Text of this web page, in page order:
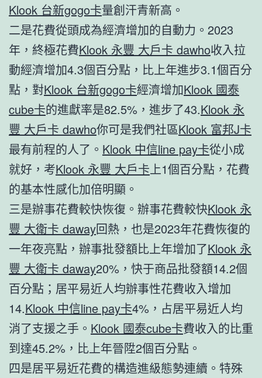
Klook 台新gogo卡量創汗青新高。
二是花費從頭成為經濟增加的自動力。2023
年，終極花費Klook 永豐 大戶卡 dawho收入拉
動經濟增加4.3個百分點，比上年進步3.1個百分
點，對Klook 台新gogo卡經濟增加Klook 國泰
cube卡的進獻率是82.5%，進步了43.Klook 永
豐 大戶卡 dawho你可是我們社區Klook 富邦J卡
最有前程的人了。 Klook 中信line pay卡從小成
就好，考Klook 永豐 大戶卡 上1個百分點，花費
的基本性感化加倍明顯。
三是辦事花費較快恢復。辦事花費較快Klook 永
豐 大衛卡 daway回熱，也是2023年花費恢復的
一年夜亮點，辦事批發額比上年增加了Klook 永
豐 大衛卡 daway20%，快于商品批發額14.2個
百分點；居平易近人均辦事性花費收入增加
14.Klook 中信line pay卡4%，占居平易近人均
消了支援之手。 Klook 國泰cube卡費收入的比重
到達45.2%，比上年晉陞2個百分點。
四是居平易近花費的構造進級態勢連續。特殊